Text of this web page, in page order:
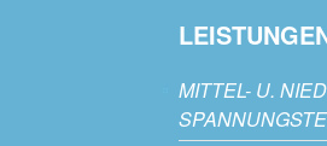
MITTEL- U.